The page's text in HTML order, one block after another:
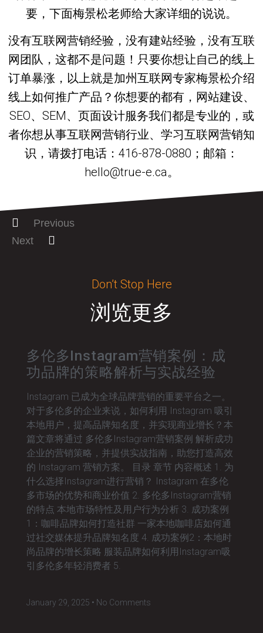
要，下面梅景松老师给大家详细的说说。
没有互联网营销经验，没有建站经验，没有互联
网团队，这都不是问题！只要你想让自己的线上
订单暴涨，以上就是加州互联网专家梅景松介绍
线上如何推广产品？你想要的都有，网站建设、
SEO、SEM、页面设计服务我们都是专业的，或
者你想从事互联网营销行业、学习互联网营销知
识，请拨打电话：416-878-0880；邮箱：
hello@true-e.ca。
Previous
Next
Don’t Stop Here
浏览更多
多伦多Instagram营销案例：成
功品牌的策略解析与实战经验
Instagram 已成为全球品牌营销的重要平台之一。
对于多伦多的企业来说，如何利用 Instagram 吸引
本地用户，提高品牌知名度，并实现商业增长？本
篇文章将通过 多伦多Instagram营销案例 解析成功
企业的营销策略，并提供实战指南，助您打造高效
的 Instagram 营销方案。 目录 章节 内容概述 1. 为
什么选择Instagram进行营销？ Instagram 在多伦
多市场的优势和商业价值 2. 多伦多Instagram营销
的特点 本地市场特性及用户行为分析 3. 成功案例
1：咖啡品牌如何打造社群 一家本地咖啡店如何通
过社交媒体提升品牌知名度 4. 成功案例2：本地时
尚品牌的增长策略 服装品牌如何利用Instagram吸
引多伦多年轻消费者 5.
January 29, 2025 No Comments